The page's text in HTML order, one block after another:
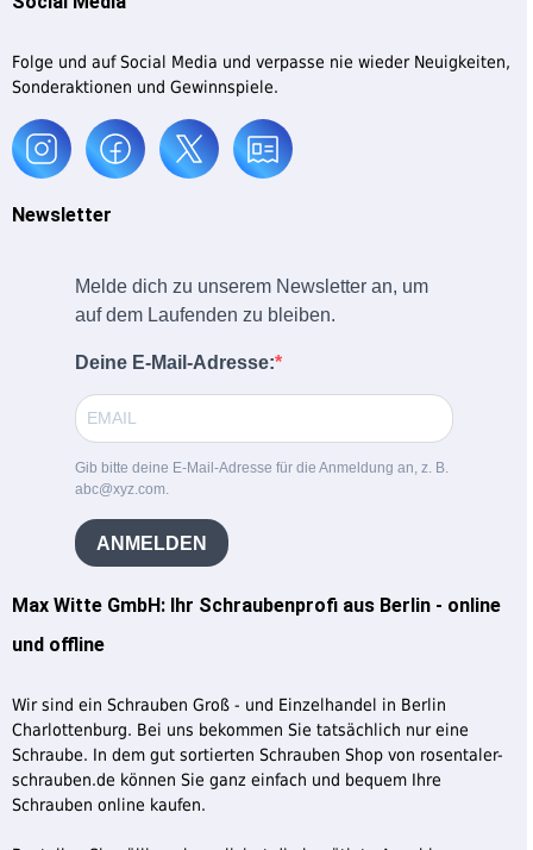
Max Witte GmbH: Ihr Schraubenprofi aus Berlin - online
und offline
Wir sind ein Schrauben Groß - und Einzelhandel in Berlin
Charlottenburg. Bei uns bekommen Sie tatsächlich nur eine
Schraube. In dem gut sortierten Schrauben Shop von rosentaler-
schrauben.de können Sie ganz einfach und bequem Ihre
Schrauben online kaufen.
Folge und auf Social Media und verpasse nie wieder Neuigkeiten,
Sonderaktionen und Gewinnspiele.
Newsletter
Melde dich zu unserem Newsletter an, um
auf dem Laufenden zu bleiben.
Deine E-Mail-Adresse:
Gib bitte deine E-Mail-Adresse für die Anmeldung an, z. B.
abc@xyz.com.
ANMELDEN